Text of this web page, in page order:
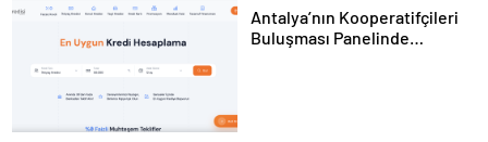
Antalya’nın Kooperatifçileri
Buluşması Panelinde